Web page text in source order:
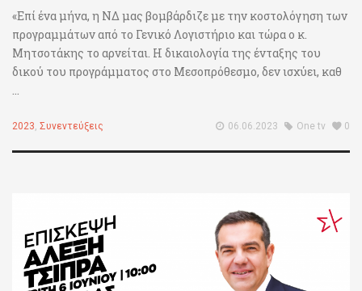
«Επί ένα μήνα, η ΝΔ μας βομβάρδιζε με την κοστολόγηση των
προγραμμάτων από το Γενικό Λογιστήριο και τώρα ο κ.
Μητσοτάκης το αρνείται. Η δικαιολογία της ένταξης του
δικού του προγράμματος στο Μεσοπρόθεσμο, δεν ισχύει, καθ
...
2023, Συνεντεύξεις 06.06.2023 One tv 0